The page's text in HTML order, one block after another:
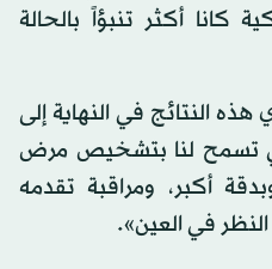
كانا أكثر تنبؤاً بالحالة
النتائج في النهاية إلى
تسمح لنا بتشخيص مرض
أكبر، ومراقبة تقدمه
في العين».